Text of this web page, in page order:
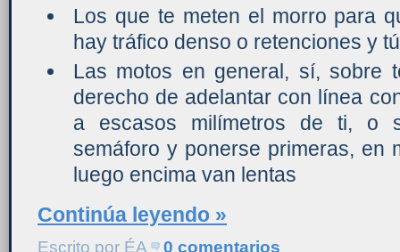
Los que te meten el morro para
hay tráfico denso o retenciones y
Las motos en general, sí, sobre
derecho de adelantar con línea
a escasos milímetros de ti, o
semáforo y ponerse primeras, en
luego encima van lentas
Continúa leyendo »
Escrito por ÉA
0 comentarios